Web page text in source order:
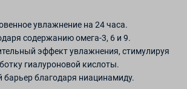
увлажнение на 24 часа.
содержанию омега-3, 6 и 9.
эффект увлажнения, стимулируя
гиалуроновой кислоты.
благодаря ниацинамиду.